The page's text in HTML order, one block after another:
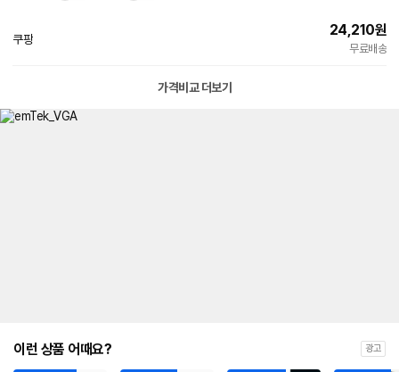
쿠팡
24,210원
무료배송
가격비교 더보기
이런 상품 어때요? 광고